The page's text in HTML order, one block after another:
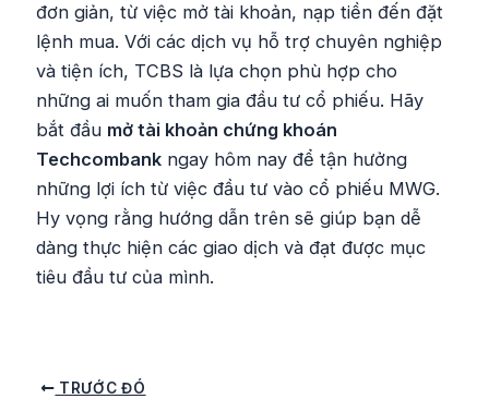
đơn giản, từ việc mở tài khoản, nạp tiền đến đặt
lệnh mua. Với các dịch vụ hỗ trợ chuyên nghiệp
và tiện ích, TCBS là lựa chọn phù hợp cho
những ai muốn tham gia đầu tư cổ phiếu. Hãy
bắt đầu mở tài khoản chứng khoán
Techcombank ngay hôm nay để tận hưởng
những lợi ích từ việc đầu tư vào cổ phiếu MWG.
Hy vọng rằng hướng dẫn trên sẽ giúp bạn dễ
dàng thực hiện các giao dịch và đạt được mục
tiêu đầu tư của mình.
Điều TRƯỚC ĐÓ